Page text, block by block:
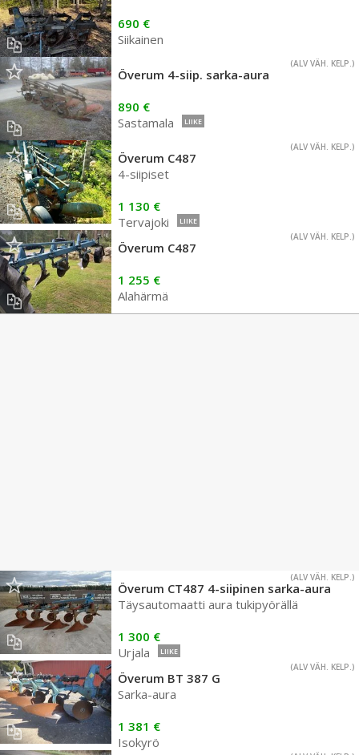
690 €
Siikainen
(ALV VÄH. KELP.)
Överum 4-siip. sarka-aura
890 €
Sastamala
LIIKE
(ALV VÄH. KELP.)
Överum C487
4-siipiset
1 130 €
Tervajoki
LIIKE
(ALV VÄH. KELP.)
Överum C487
1 255 €
Alahärmä
(ALV VÄH. KELP.)
Överum CT487 4-siipinen sarka-aura
Täysautomaatti aura tukipyörällä
1 300 €
Urjala
LIIKE
(ALV VÄH. KELP.)
Överum BT 387 G
Sarka-aura
1 381 €
Isokyrö